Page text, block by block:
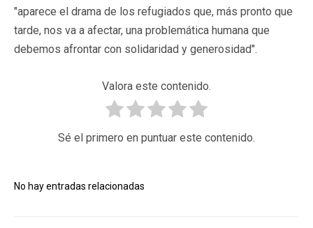
"aparece el drama de los refugiados que, más pronto que
tarde, nos va a afectar, una problemática humana que
debemos afrontar con solidaridad y generosidad".
Valora este contenido.
Sé el primero en puntuar este contenido.
No hay entradas relacionadas